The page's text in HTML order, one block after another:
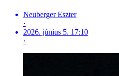
Neuberger Eszter
·
2026. június 5. 17:10
·